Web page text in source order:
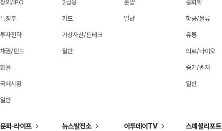
장외/IPO
특징주
투자전략
채권/펀드
환율
국제시황
일반
2금융
카드
가상자산/핀테크
일반
분양
일반
중화학
항공/물류
유통
의료/바이오
중기/벤처
일반
문화·라이프 뉴스발전소 이투데이TV 스페셜리포트